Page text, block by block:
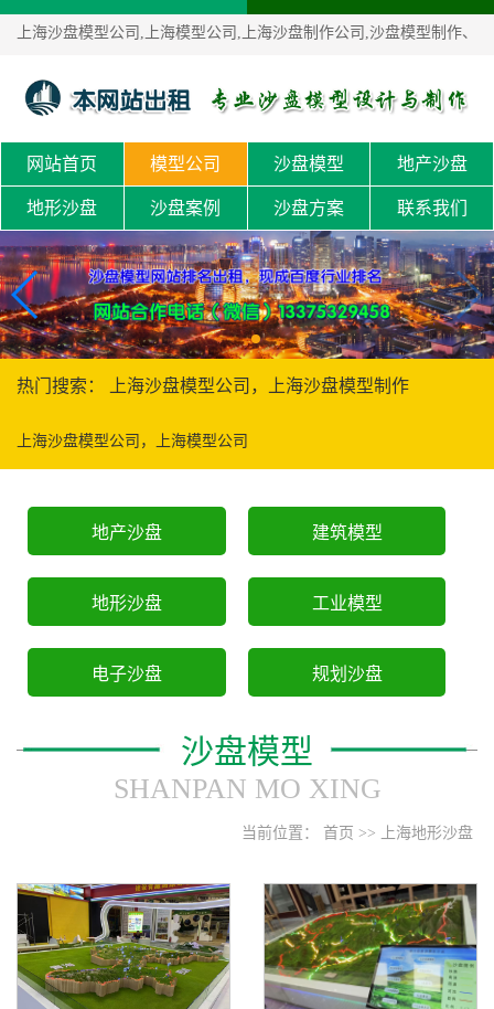
上海沙盘模型公司,上海模型公司,上海沙盘制作公司,沙盘模型制作、
沙盘定制！
网站首页 模型公司 沙盘模型 地产沙盘
地形沙盘 沙盘案例 沙盘方案 联系我们
热门搜索： 上海沙盘模型公司，上海沙盘模型制作
上海沙盘模型公司，上海模型公司
地产沙盘 建筑模型
地形沙盘 工业模型
电子沙盘 规划沙盘
沙盘模型
SHANPAN MO XING
当前位置： 首页 >> 上海地形沙盘